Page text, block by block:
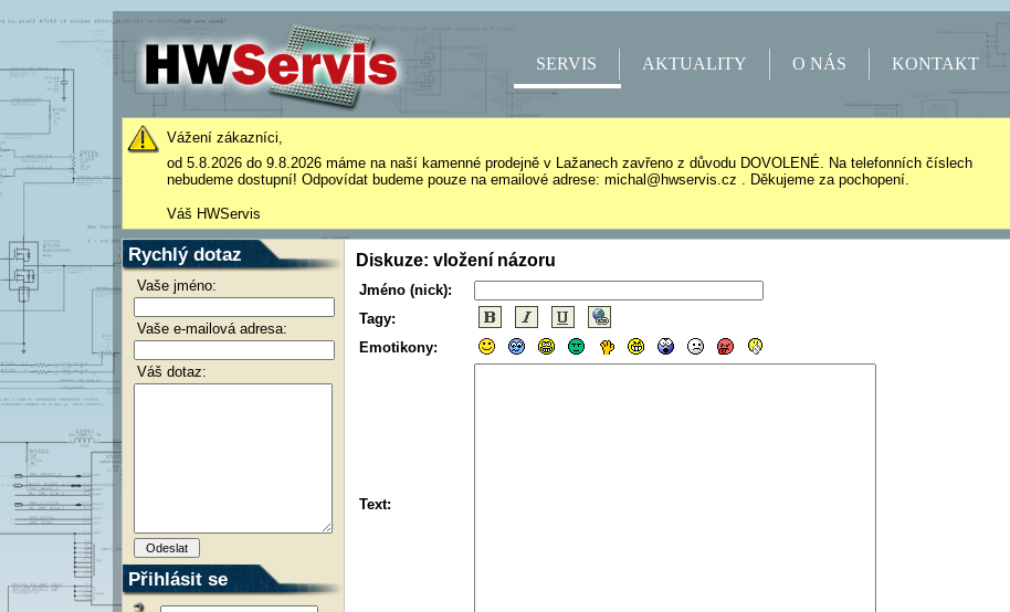
SERVIS AKTUALITY O NÁS KONTAKT
Vážení zákazníci,
od 5.8.2026 do 9.8.2026 máme na naší kamenné prodejně v Lažanech zavřeno z důvodu DOVOLENÉ. Na telefonních číslech
nebudeme dostupní! Odpovídat budeme pouze na emailové adrese: michal@hwservis.cz . Děkujeme za pochopení.
Váš HWServis
Rychlý dotaz
Vaše jméno:
Vaše e-mailová adresa:
Váš dotaz:
Přihlásit se
Diskuze: vložení názoru
Jméno (nick):
Tagy:
Emotikony:
Text: